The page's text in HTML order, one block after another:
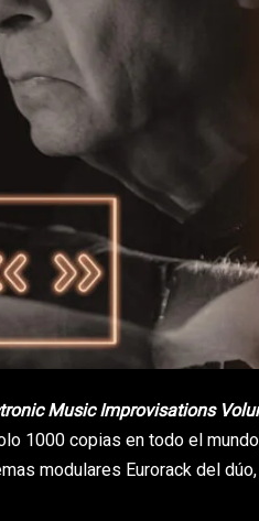
Music Improvisations
1000 copias en todo el
modulares Eurorack del